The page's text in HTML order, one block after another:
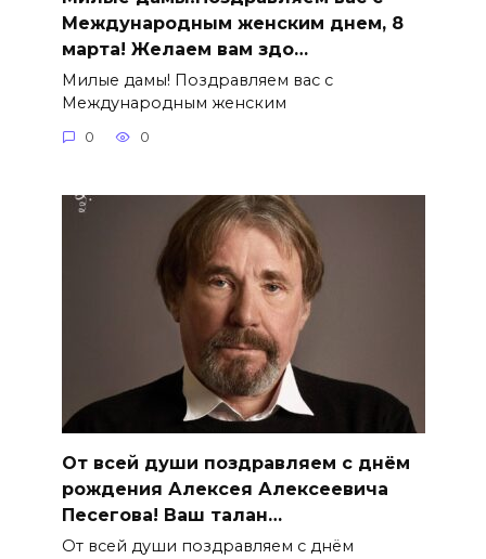
Международным женским днем, 8
марта! Желаем вам здо…
Милые дамы! Поздравляем вас с
Международным женским
0 0
От всей души поздравляем с днём
рождения Алексея Алексеевича
Песегова! Ваш талан…
От всей души поздравляем с днём